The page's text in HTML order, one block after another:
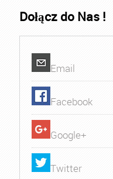
Dołącz do Nas !
Email
Facebook
Google+
Twitter